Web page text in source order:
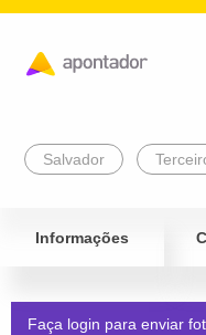
Salvador
Informações
Faça login para enviar